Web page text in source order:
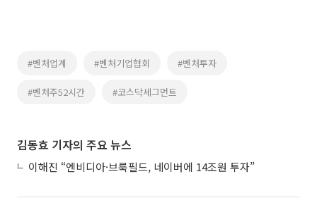
#벤처업계 #벤처기업협회 #벤처투자
#벤처주52시간 #코스닥세그먼트
김동효 기자의 주요 뉴스
이해진 “엔비디아·브룩필드, 네이버에 14조원 투자”